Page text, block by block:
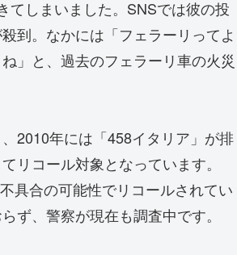
てしまいました。SNSでは彼の投
到。なかには「フェラーリってよ
」と、過去のフェラーリ車の火災
2010年には「458イタリア」が排
リコール対象となっています。
具合の可能性でリコールされてい
ず、警察が現在も調査中です。